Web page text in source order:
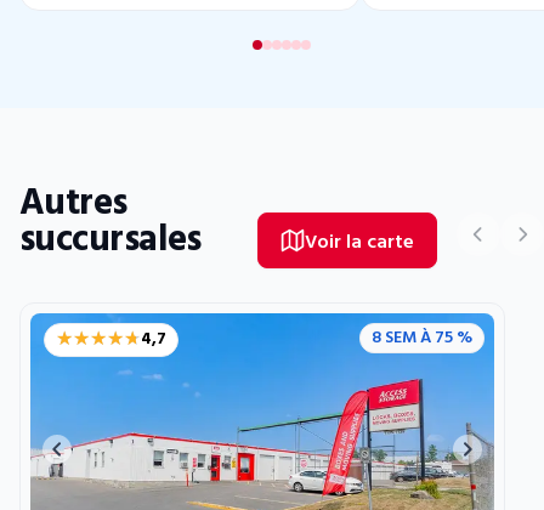
Autres
succursales Voir la carte
★★★★★
★★★★★4,7 8 SEM À 75 %
Previous image Next